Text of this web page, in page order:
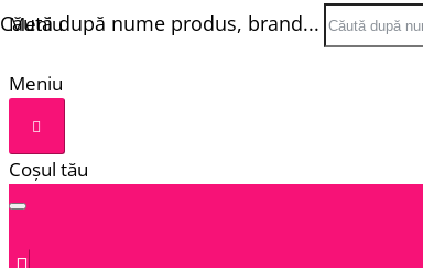
Meniu
Meniu
Coșul tău
Căută după nume produs, brand...